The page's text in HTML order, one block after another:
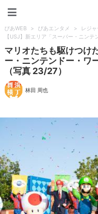
ぴあWEB > ぴあエンタメ > レジ
【USJ】新エリア「スーパー・ニン
マリオたちも駆けつけ
ー・ニンテンドー・ワ
（写真 23/27）
林田 周也